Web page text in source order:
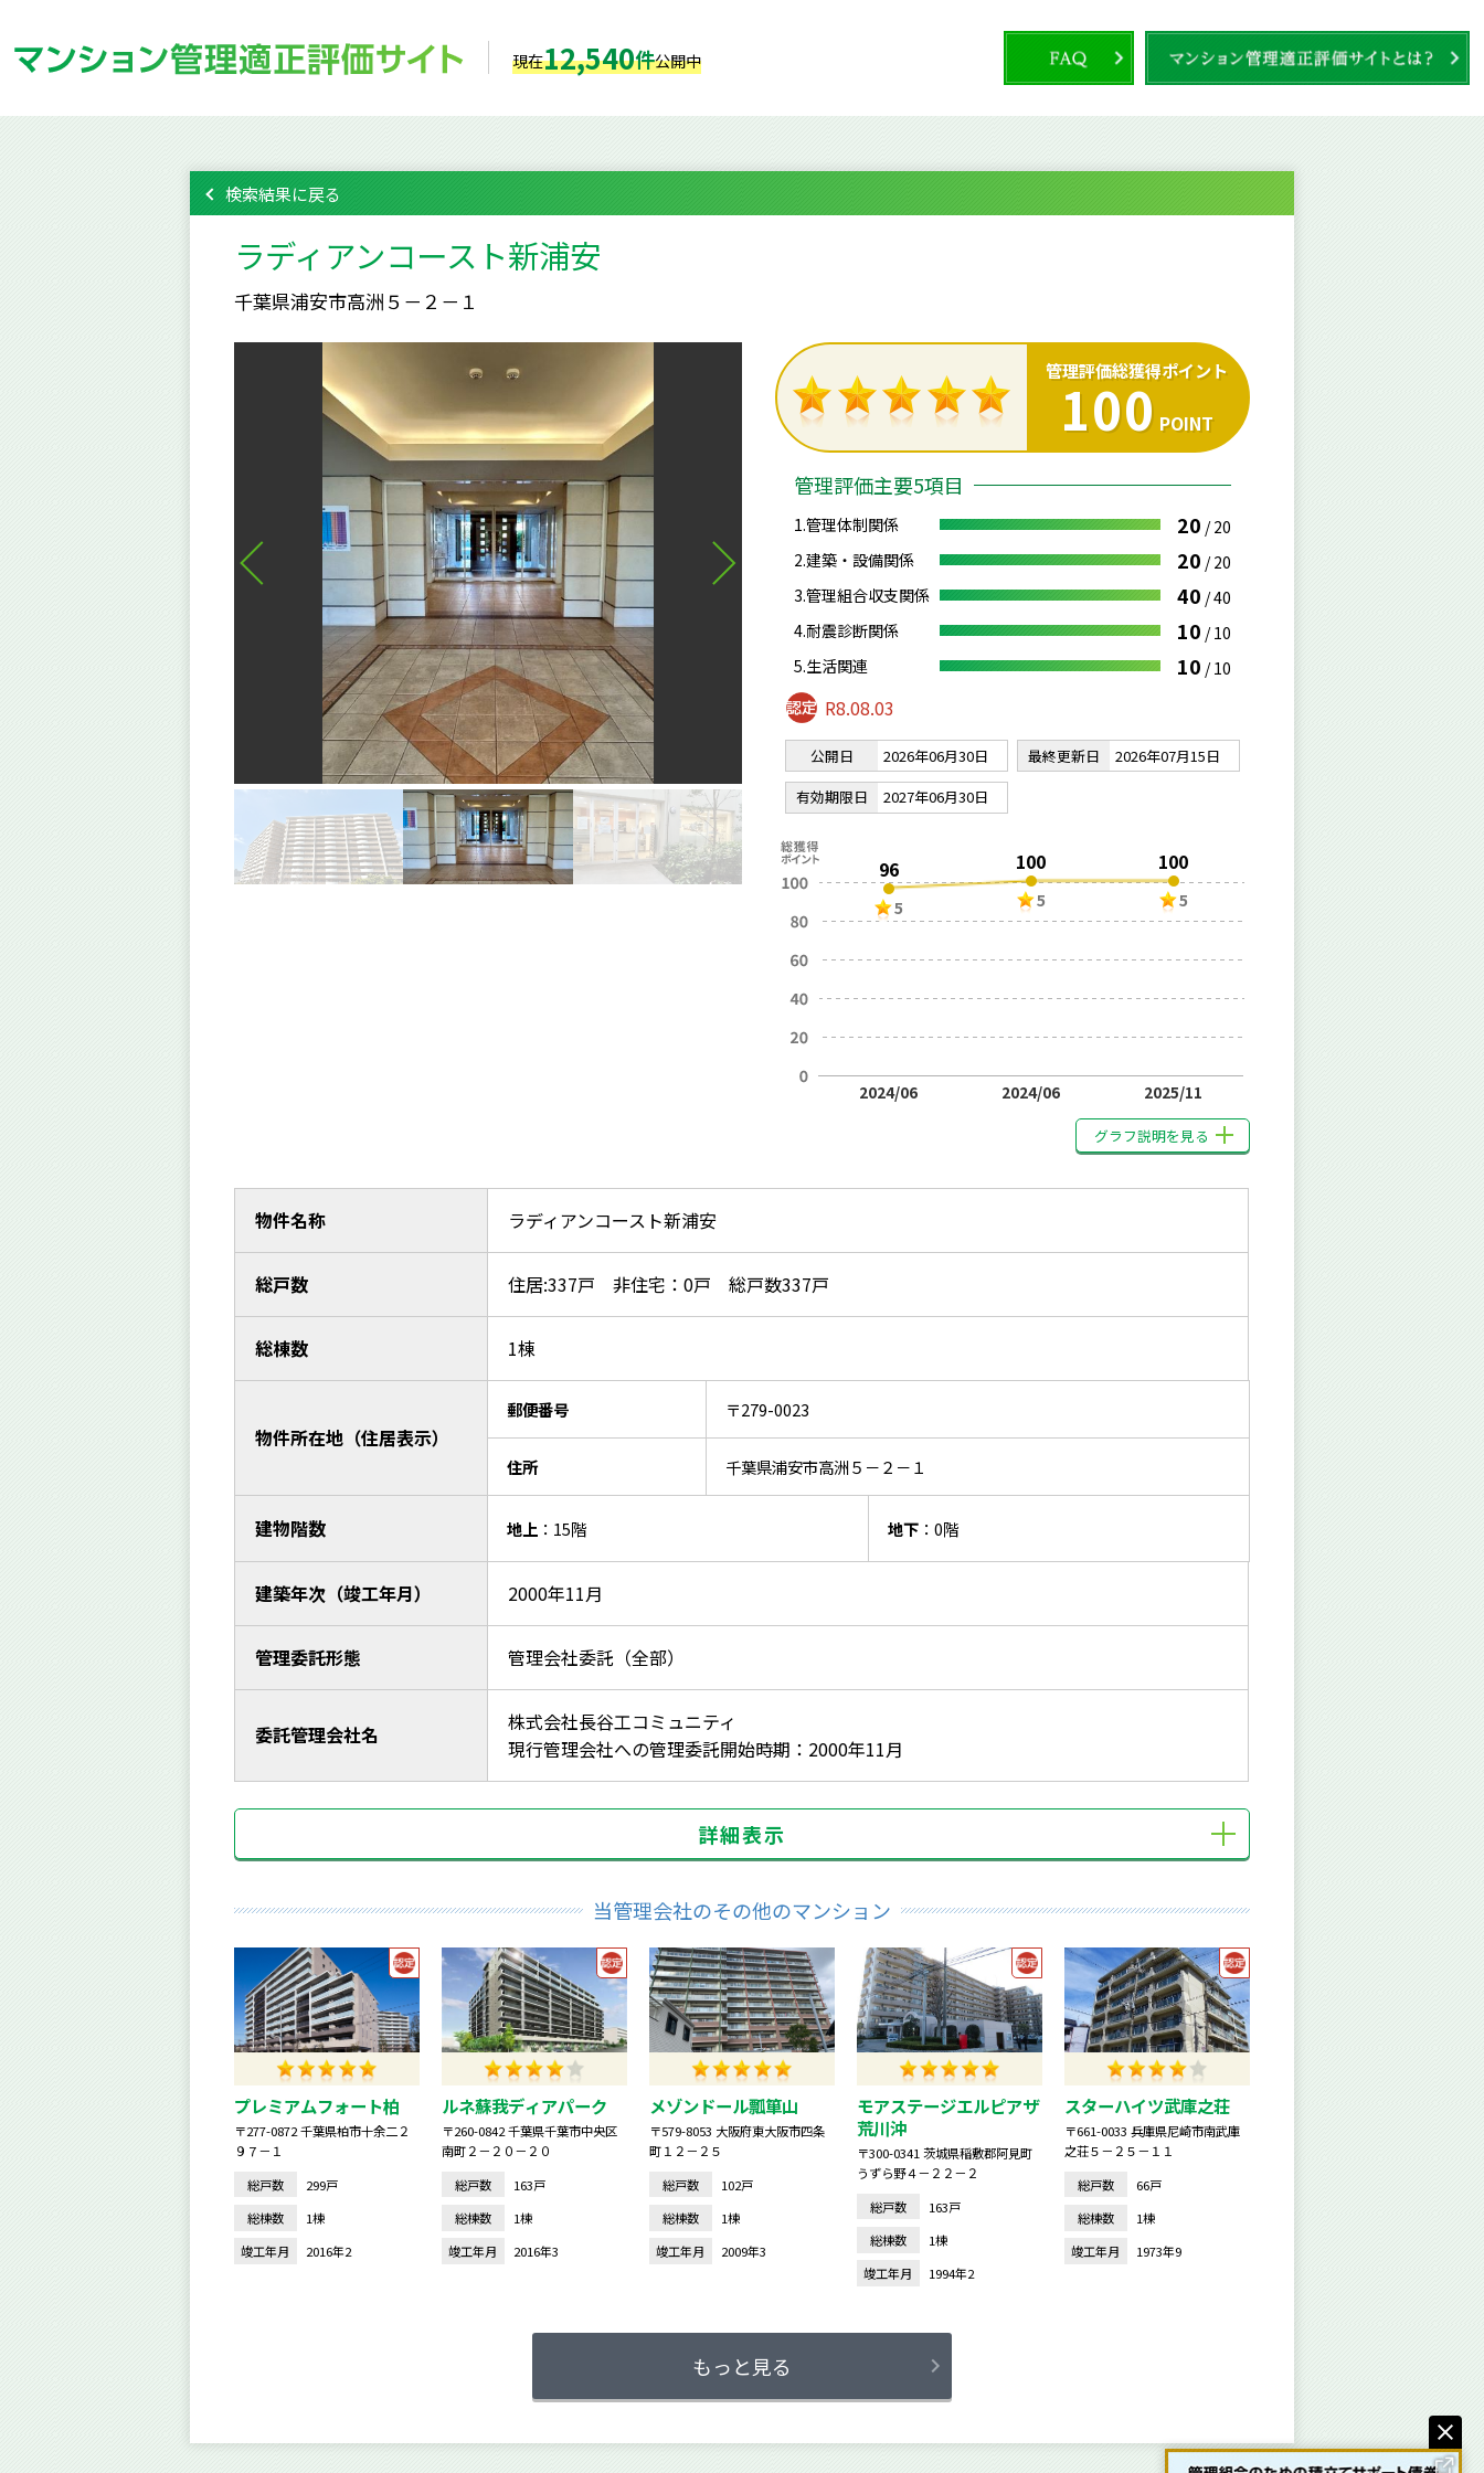
現在12,540件公開中
検索結果に戻る
ラディアンコースト新浦安
千葉県浦安市高洲５－２－１
管理評価総獲得ポイント
100 POINT
管理評価主要5項目
1.管理体制関係 20 / 20
2.建築・設備関係
20 / 20
3.管理組合収支関係
40 /40
4.耐震診断関係
10 / 10
5.生活関連
10 / 10
R8.08.03
公開日 2026年06月30日 最終更新日
2026年07月15日
有効期限日
2027年06月30日
96
5
2024/06
100
5
2024/06
100
5
2025/11
グラフ説明を見る
物件名称 ラディアンコースト新浦安
総戸数 住居:337戸 非住宅：0戸 総戸数337戸
総棟数 1棟
物件所在地（住居表示）
郵便番号 〒279-0023
住所 千葉県浦安市高洲５－２－１
建物階数 地上 ：15階 地下：0階
建築年次（竣工年月） 2000年11月
管理委託形態 管理会社委託（全部）
委託管理会社名
株式会社長谷工コミュニティ
現行管理会社への管理委託開始時期：2000年11月
詳細表示
当管理会社のその他のマンション
プレミアムフォート柏
〒277-0872 千葉県柏市十余二２
９７－１
総戸数
299戸
総棟数
1棟
竣工年月
2016年2
ルネ蘇我ディアパーク
〒260-0842 千葉県千葉市中央区
南町２－２０－２０
総戸数
163戸
総棟数
1棟
竣工年月
2016年3
メゾンドール瓢箪山
〒579-8053 大阪府東大阪市四条
町１２－２５
総戸数
102戸
総棟数
1棟
竣工年月
2009年3
モアステージエルピアザ
荒川沖
〒300-0341 茨城県稲敷郡阿見町
うずら野４－２２－２
総戸数
163戸
総棟数
1棟
竣工年月
1994年2
スターハイツ武庫之荘
〒661-0033 兵庫県尼崎市南武庫
之荘５－２５－１１
総戸数
66戸
総棟数
1棟
竣工年月
1973年9
もっと見る